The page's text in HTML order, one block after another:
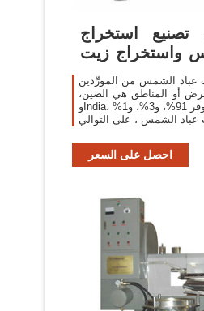
استخراج
واستخراج زيت
عباد ...
زيت عباد الشمس من المورِّدين
أو المناطق هي الصين،
وIndia، وكوريا الجنوبية ، والتي توفر 91%، و3%، و1%
احصل على السعر